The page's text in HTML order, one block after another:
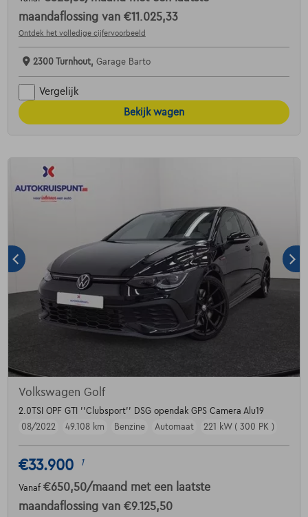
maandaflossing van €11.025,33
Ontdek het volledige cijfervoorbeeld
2300 Turnhout, Garage Barto
Vergelijk
Bekijk wagen
Volkswagen Golf
2.0TSI OPF GTI ''Clubsport'' DSG opendak GPS Camera Alu19
08/2022
49.108 km Benzine Automaat 221 kW ( 300 PK )
€33.900 1
Vanaf €650,50/maand met een laatste
maandaflossing van €9.125,50